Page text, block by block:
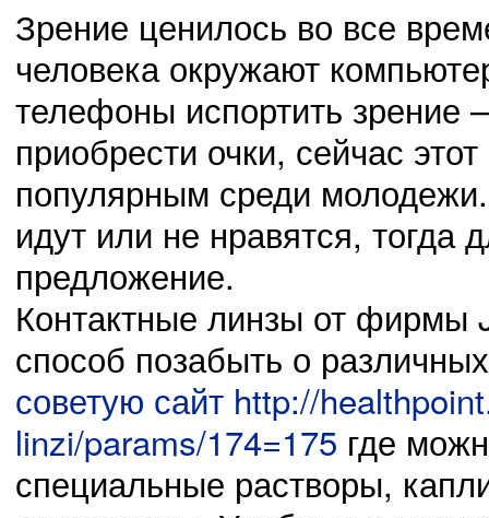
0
03.11.14
Сведения о проведении месячных мероприятий,
0
02.11.14
23:41:00
Зрение ценилось во все
человека окружают
телефоны испортить зрение
приобрести очки, сейчас
популярным среди
идут или не нравятся, тогда
предложение.
Контактные линзы от фирмы
способ позабыть о
советую сайт http://
linzi/params/174=175 где
специальные растворы,